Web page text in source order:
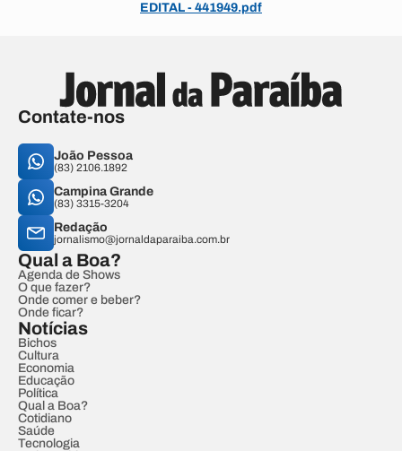
EDITAL - 441949.pdf
Contate-nos
João Pessoa
(83) 2106.1892
Campina Grande
(83) 3315-3204
Redação
jornalismo@jornaldaparaiba.com.br
Qual a Boa?
Agenda de Shows
O que fazer?
Onde comer e beber?
Onde ficar?
Notícias
Bichos
Cultura
Economia
Educação
Política
Qual a Boa?
Cotidiano
Saúde
Tecnologia